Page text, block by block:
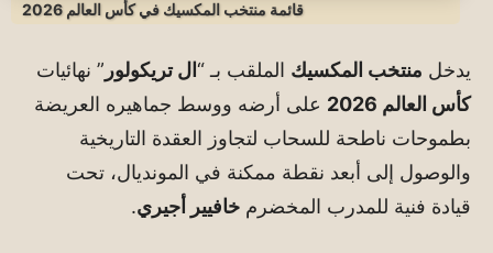
قائمة منتخب المكسيك في كأس العالم 2026
يدخل منتخب المكسيك الملقب بـ “ال تريكولور ” نهائيات
كأس العالم 2026
على أرضه ووسط جماهيره العريضة
بطموحات ناطحة للسحاب لتجاوز العقدة التاريخية
والوصول إلى أبعد نقطة ممكنة في المونديال، تحت
قيادة فنية للمدرب المخضرم خافيير أجيري.